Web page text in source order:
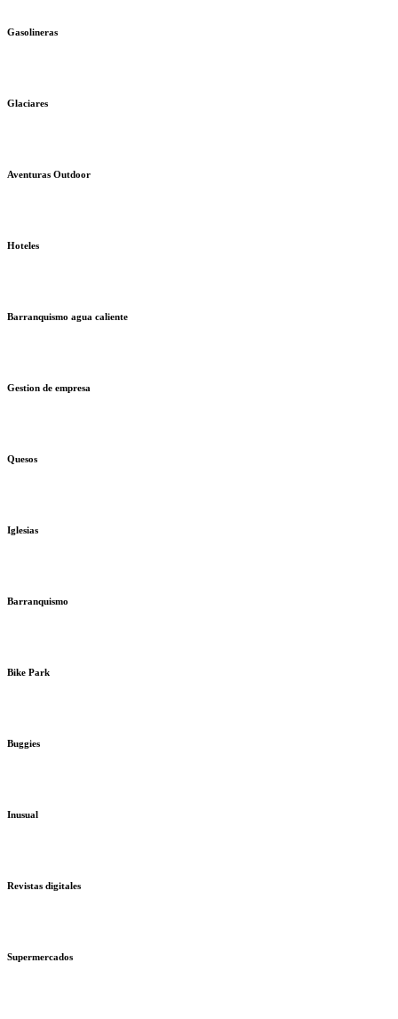
Gasolineras
Glaciares
Aventuras Outdoor
Hoteles
Barranquismo agua caliente
Gestion de empresa
Quesos
Iglesias
Barranquismo
Bike Park
Buggies
Inusual
Revistas digitales
Supermercados